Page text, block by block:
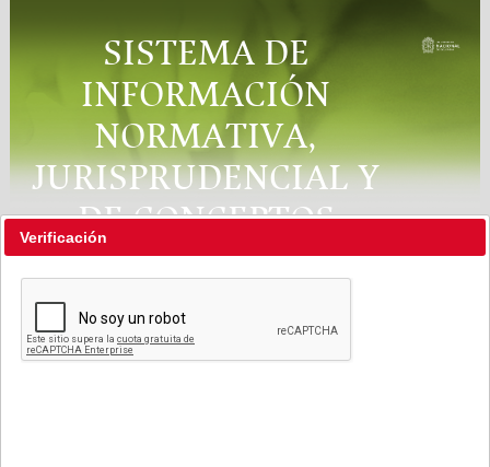
SISTEMA DE
INFORMACIÓN
NORMATIVA,
JURISPRUDENCIAL Y
DE CONCEPTOS
"RÉGIMEN LEGAL"
Verificación